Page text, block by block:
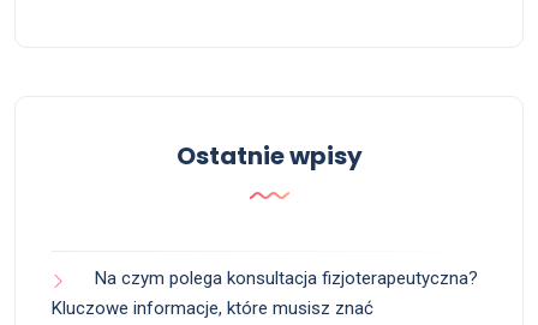
Ostatnie wpisy
Na czym polega konsultacja fizjoterapeutyczna?
Kluczowe informacje, które musisz znać